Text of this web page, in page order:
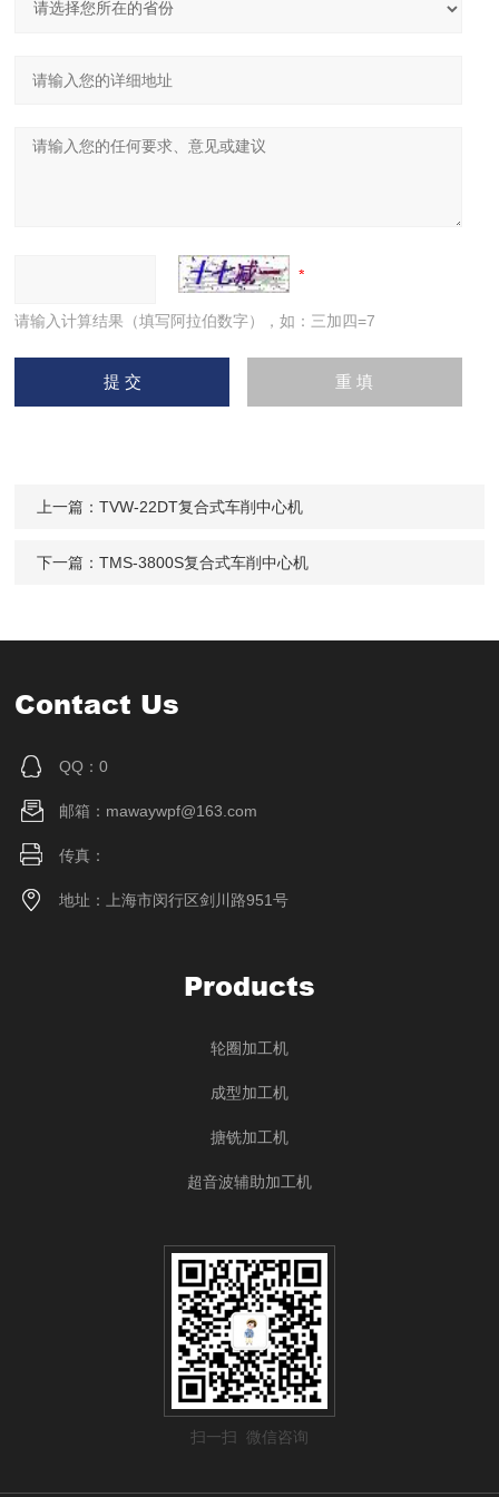
请输入计算结果（填写阿拉伯数字），如：三加四=7
上一篇：TVW-22DT复合式车削中心机
下一篇：TMS-3800S复合式车削中心机
Contact Us
QQ：0
邮箱：mawaywpf@163.com
传真：
地址：上海市闵行区剑川路951号
Products
轮圈加工机
成型加工机
搪铣加工机
超音波辅助加工机
扫一扫 微信咨询